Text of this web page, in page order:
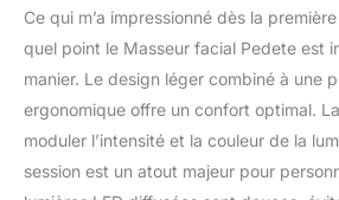
notre
visage et
de 3
intensités.
modes
différentes
seront
Ce qui m’a impressionné dès la
quel point le Masseur facial Pedete est
manier. Le design léger combiné à une
ergonomique offre un confort optimal.
moduler l’intensité et la couleur de la
session est un atout majeur pour